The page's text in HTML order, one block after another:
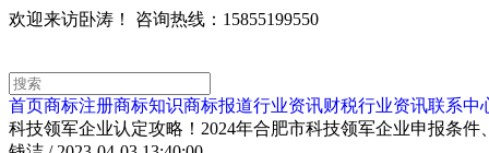
欢迎来访卧涛！ 咨询热线：15855199550
首页商标注册商标知识商标报道行业资讯财税行业资讯联系中
科技领军企业认定攻略！2024年合肥市科技领军企业申报条件